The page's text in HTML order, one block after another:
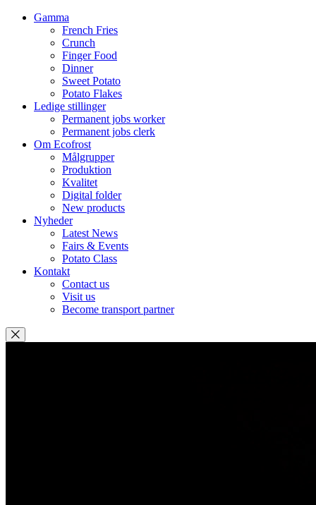
Gamma
French Fries
Crunch
Finger Food
Dinner
Sweet Potato
Potato Flakes
Ledige stillinger
Permanent jobs worker
Permanent jobs clerk
Om Ecofrost
Målgrupper
Produktion
Kvalitet
Digital folder
New products
Nyheder
Latest News
Fairs & Events
Potato Class
Kontakt
Contact us
Visit us
Become transport partner